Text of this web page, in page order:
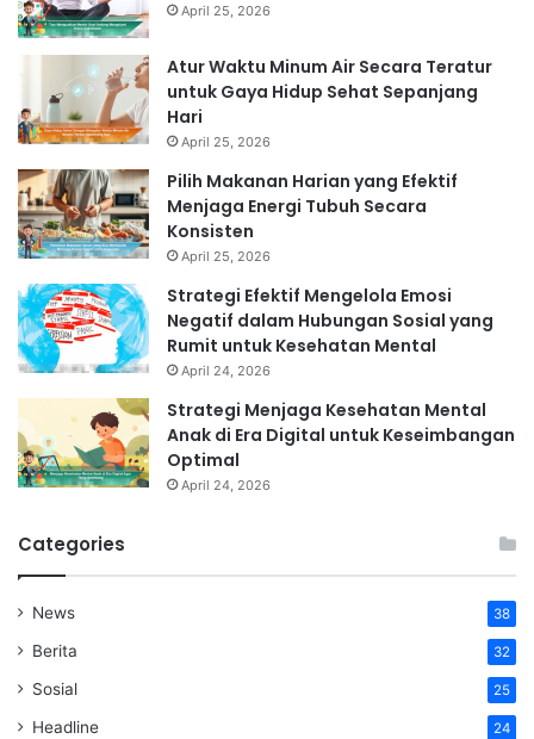
April 25, 2026
Atur Waktu Minum Air Secara Teratur
untuk Gaya Hidup Sehat Sepanjang
Hari
April 25, 2026
Pilih Makanan Harian yang Efektif
Menjaga Energi Tubuh Secara
Konsisten
April 25, 2026
Strategi Efektif Mengelola Emosi
Negatif dalam Hubungan Sosial yang
Rumit untuk Kesehatan Mental
April 24, 2026
Strategi Menjaga Kesehatan Mental
Anak di Era Digital untuk Keseimbangan
Optimal
April 24, 2026
Categories
News 38
Berita 32
Sosial 25
Headline 24